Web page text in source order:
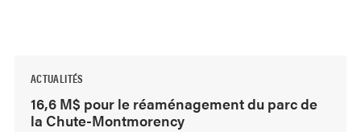
ACTUALITÉS
16,6 M$ pour le réaménagement du parc de
la Chute-Montmorency